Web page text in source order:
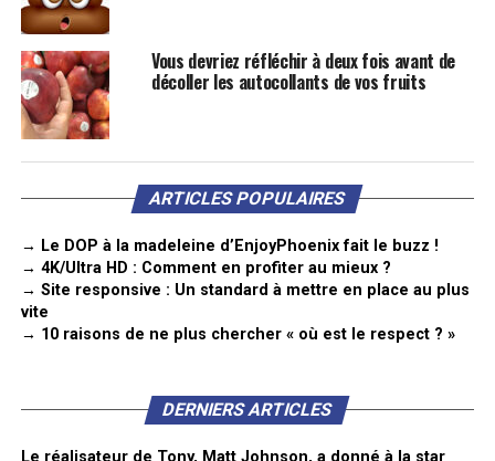
Vous devriez réfléchir à deux fois avant de
décoller les autocollants de vos fruits
ARTICLES POPULAIRES
→ Le DOP à la madeleine d’EnjoyPhoenix fait le buzz !
→ 4K/Ultra HD : Comment en profiter au mieux ?
→ Site responsive : Un standard à mettre en place au plus
vite
→ 10 raisons de ne plus chercher « où est le respect ? »
DERNIERS ARTICLES
Le réalisateur de Tony, Matt Johnson, a donné à la star